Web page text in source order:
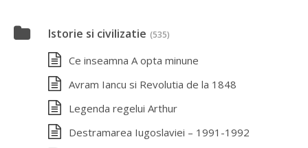
Istorie si civilizatie (535)
Ce inseamna A opta minune
Avram Iancu si Revolutia de la 1848
Legenda regelui Arthur
Destramarea Iugoslaviei – 1991-1992